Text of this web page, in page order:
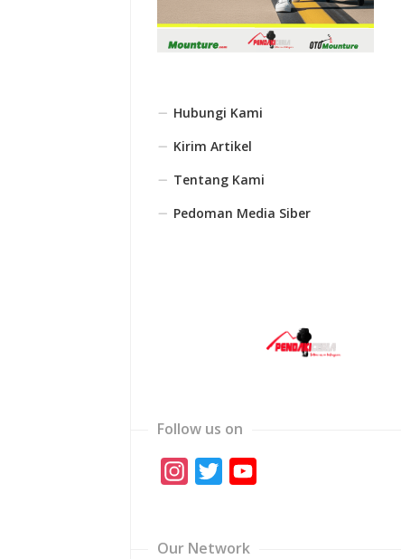
Hubungi Kami
Kirim Artikel
Tentang Kami
Pedoman Media Siber
Follow us on
Instagram
Twitter
Our Network